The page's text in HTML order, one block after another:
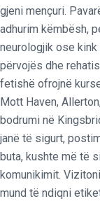
gjeni mençuri.
adhurim këmbësh,
neurologjik ose
përvojës dhe
fetishë ofrojnë
Mott Haven,
bodrumi në
janë të sigurt,
buta, kushte më të
komunikimit.
mund të ndiqni